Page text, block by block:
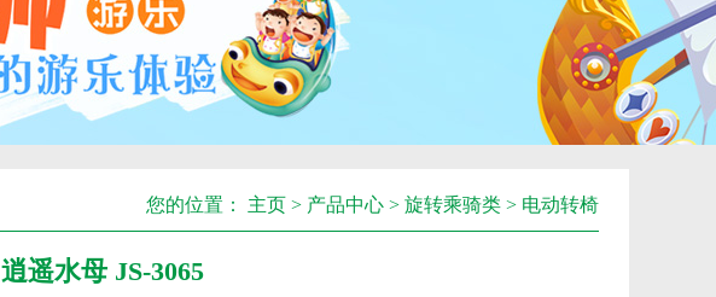
您的位置： 主页 > 产品中心 > 旋转乘骑类 > 电动转椅
逍遥水母 JS-3065